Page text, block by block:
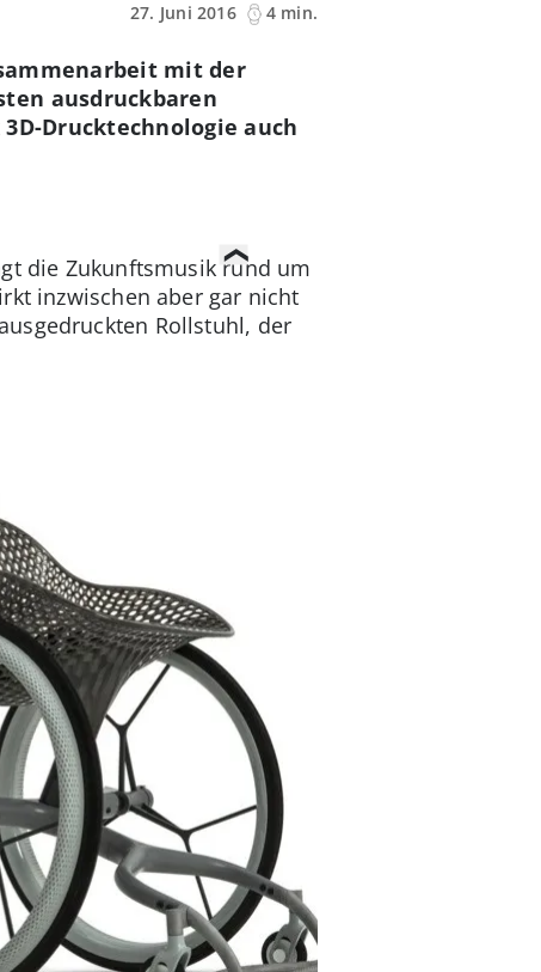
27. Juni 2016
4 min.
mit der
ausdruckbaren
Drucktechnologie auch
die Zukunftsmusik rund um
inzwischen aber gar nicht
Rollstuhl, der